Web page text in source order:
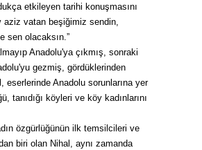
etkileyen tarihi konuşmasını
aziz vatan beşiğimiz sendin,
sen olacaksın.”
Anadolu'ya çıkmış, sonraki
gezmiş, gördüklerinden
eserlerinde Anadolu sorunlarına yer
tanıdığı köyleri ve köy kadınlarını
özgürlüğünün ilk temsilcileri ve
biri olan Nihal, aynı zamanda